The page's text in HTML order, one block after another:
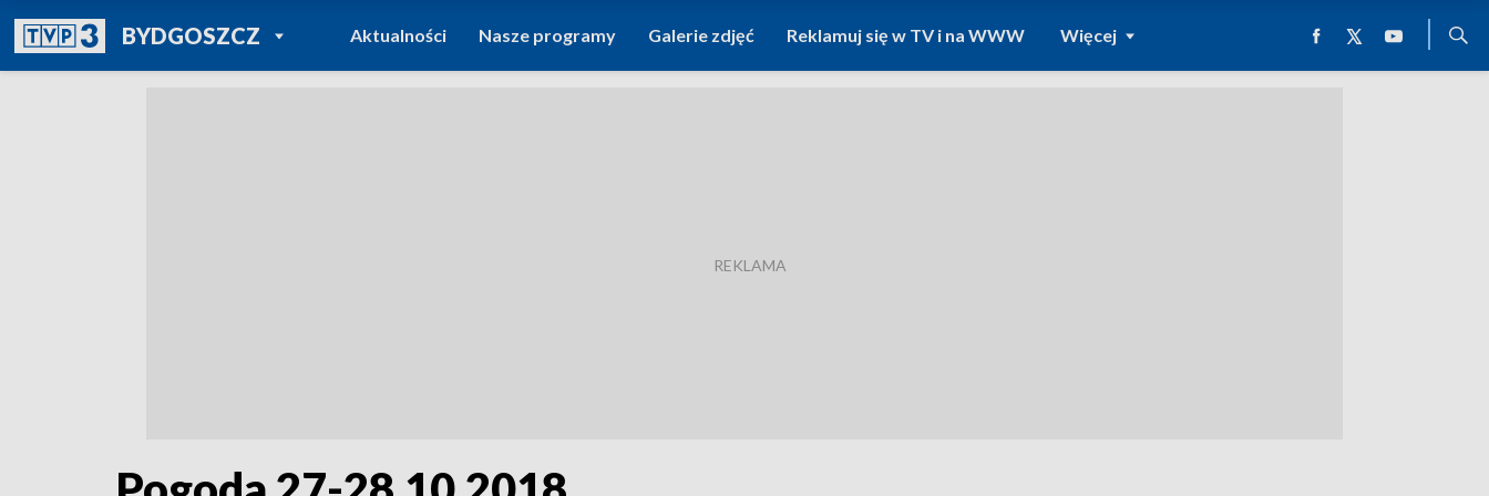
BYDGOSZCZPOWRÓT DO
TVP REGIONY
Aktualności Nasze programy Galerie zdjęć Reklamuj się w TV i na WWW Więcej